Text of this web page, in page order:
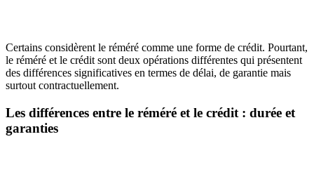
Certains considèrent le réméré comme une forme de crédit. Pourtant,
le réméré et le crédit sont deux opérations différentes qui présentent
des différences significatives en termes de délai, de garantie mais
surtout contractuellement.
Les différences entre le réméré et le crédit : durée et
garanties